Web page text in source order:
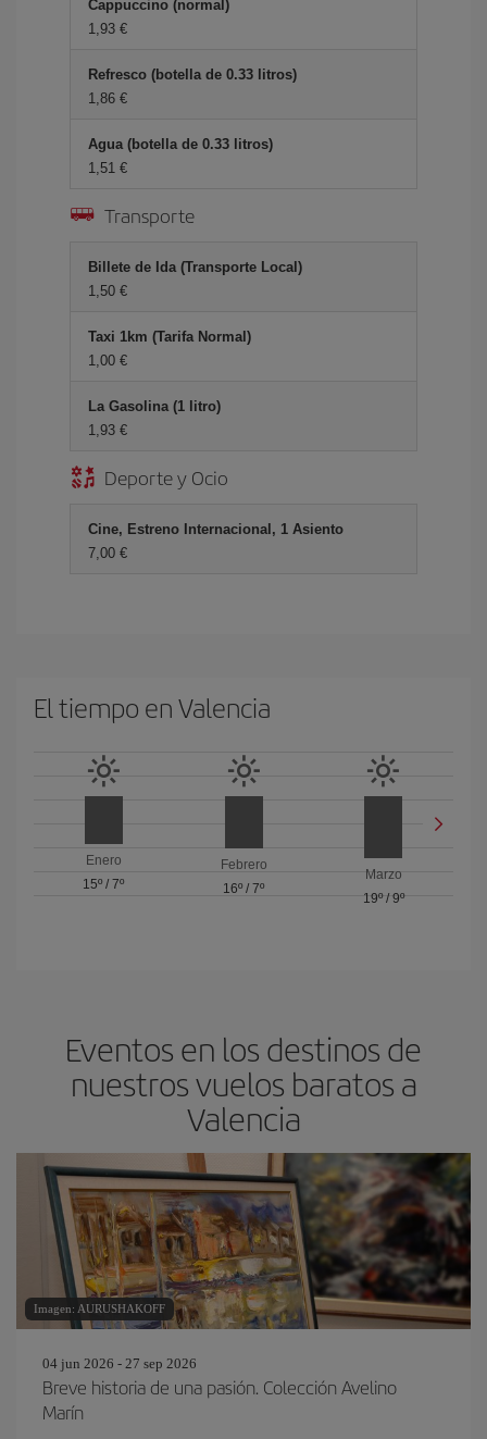
Cappuccino (normal)
1,93 €
Refresco (botella de 0.33 litros)
1,86 €
Agua (botella de 0.33 litros)
1,51 €
Transporte
Billete de Ida (Transporte Local)
1,50 €
Taxi 1km (Tarifa Normal)
1,00 €
La Gasolina (1 litro)
1,93 €
Deporte y Ocio
Cine, Estreno Internacional, 1 Asiento
7,00 €
El tiempo en Valencia
Enero
15º /7º
Febrero
16º / 7º
Marzo
19º/ 9º
Eventos en los destinos de
nuestros vuelos baratos a
Valencia
Imagen: AURUSHAKOFF
04 jun 2026 - 27 sep 2026
Breve historia de una pasión. Colección Avelino
Marín